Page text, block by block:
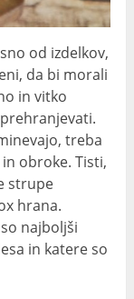
od izdelkov,
da bi morali
in vitko
treba
obroke. Tisti,
strupe
hrana.
najboljši
in katere so